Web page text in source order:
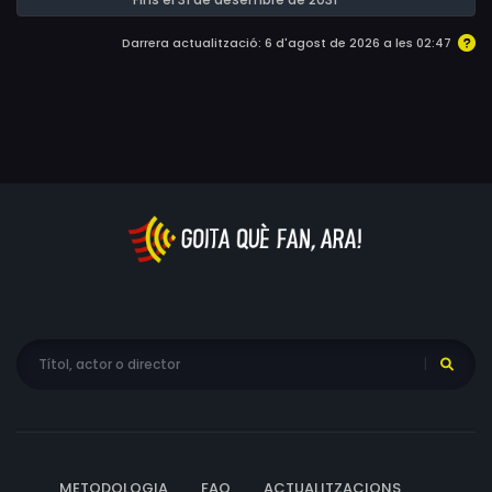
Darrera actualització: 6 d'agost de 2026 a les 02:47